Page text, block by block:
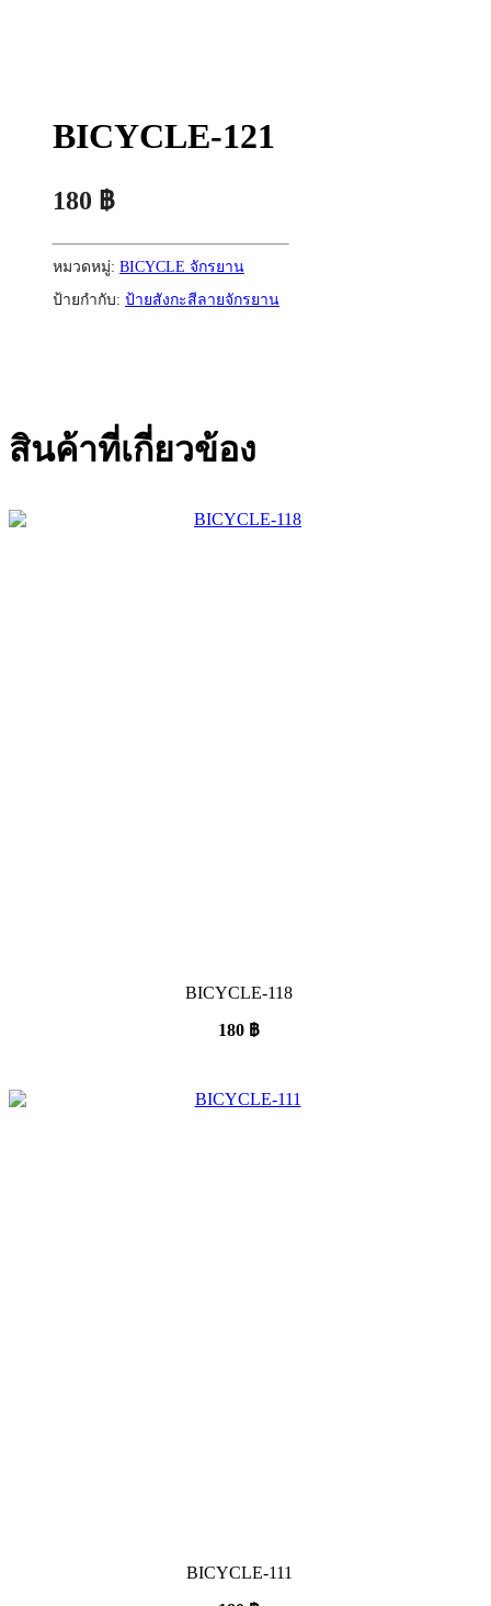
BICYCLE-121
180 ฿
หมวดหมู่: BICYCLE จักรยาน
ป้ายกำกับ: ป้ายสังกะสีลายจักรยาน
สินค้าที่เกี่ยวข้อง
BICYCLE-118
180 ฿
BICYCLE-111